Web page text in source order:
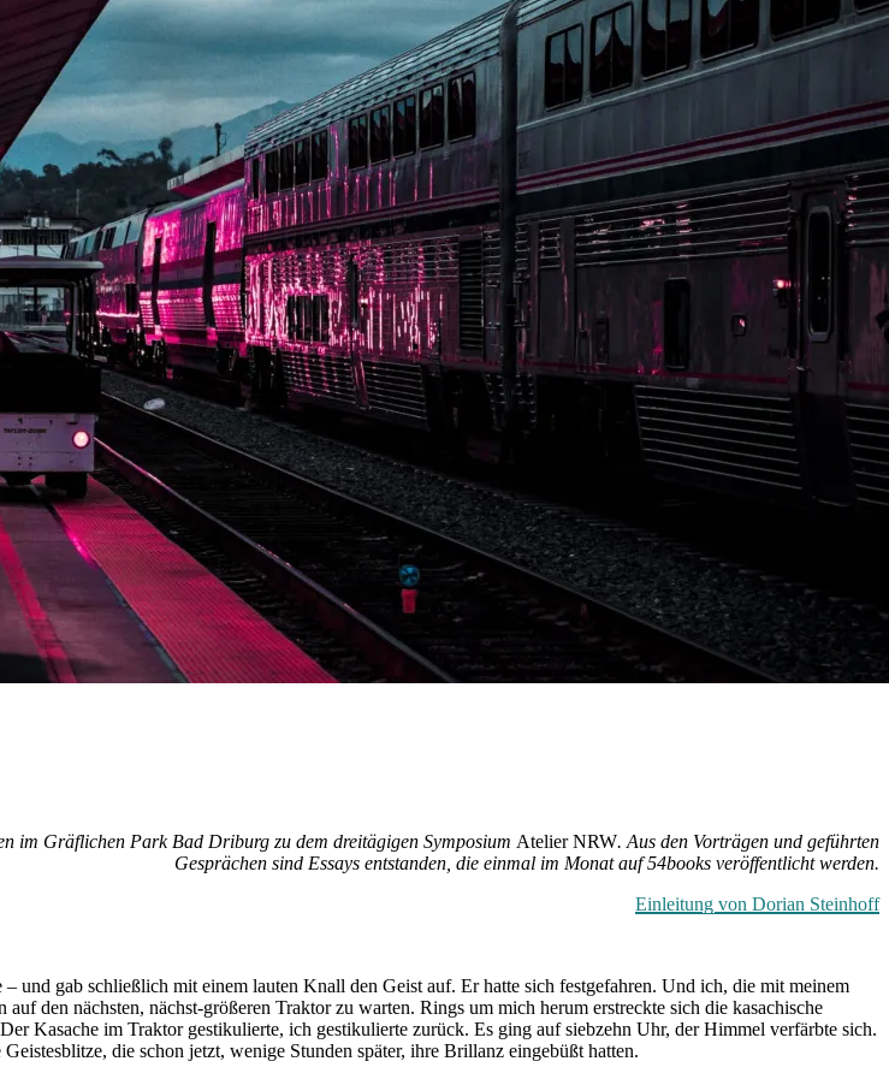
im Gräflichen Park Bad Driburg zu dem dreitägigen Symposium Atelier NRW. Aus den Vorträgen und geführten
Gesprächen sind Essays entstanden, die einmal im Monat auf 54books veröffentlicht werden.
Einleitung von Dorian Steinhoff
und gab schließlich mit einem lauten Knall den Geist auf. Er hatte sich festgefahren. Und ich, die mit meinem
den nächsten, nächst-größeren Traktor zu warten. Rings um mich herum erstreckte sich die kasachische
Kasache im Traktor gestikulierte, ich gestikulierte zurück. Es ging auf siebzehn Uhr, der Himmel verfärbte sich.
die schon jetzt, wenige Stunden später, ihre Brillanz eingebüßt hatten.